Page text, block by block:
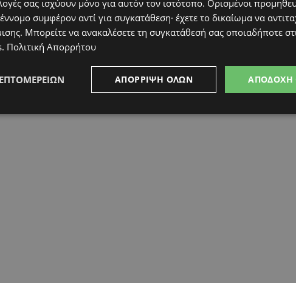
σας ισχύουν μόνο για αυτόν τον ιστότοπο. Ορισμένοι
συμφέρον αντί για συγκατάθεση· έχετε το δικαίωμα να
. Μπορείτε να ανακαλέσετε τη συγκατάθεσή σας οποιαδήποτε
. Πολιτική Απορρήτου
ΑΠΟΔΟΧΉ
ΑΠΌΡΡΙΨΗ ΌΛΩΝ